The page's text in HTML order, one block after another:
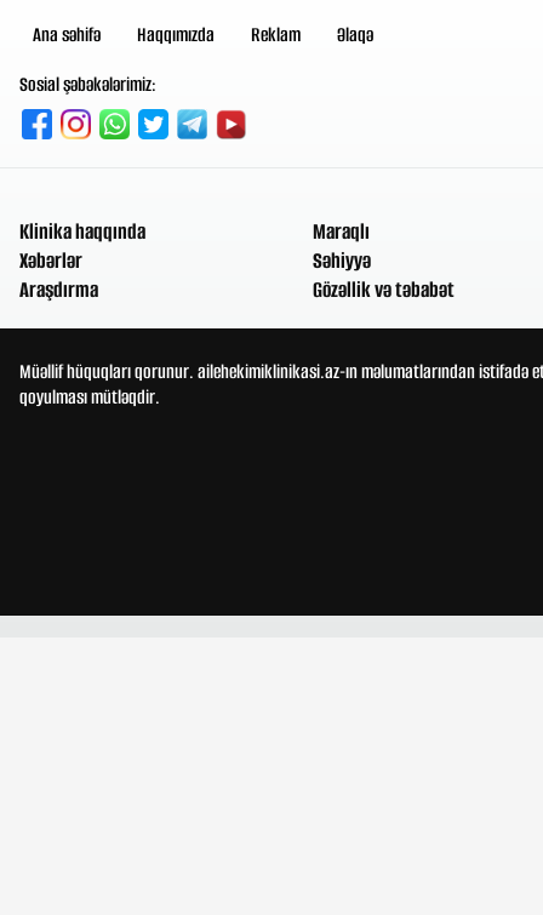
Ana səhifə Haqqımızda Reklam
Əlaqə
Sosial şəbəkələrimiz:
Klinika haqqında
Xəbərlər
Araşdırma
Maraqlı
Səhiyyə
Gözəllik və təbabət
Müəllif hüquqları qorunur. ailehekimiklinikasi.az-ın məlumatlarından
qoyulması mütləqdir.